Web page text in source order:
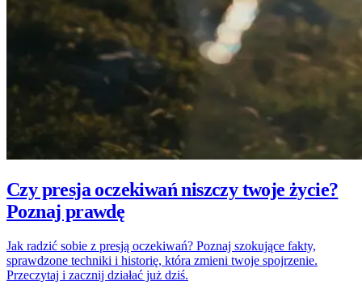
Czy presja oczekiwań niszczy twoje życie?
Poznaj prawdę
Jak radzić sobie z presją oczekiwań? Poznaj szokujące fakty,
sprawdzone techniki i historię, która zmieni twoje spojrzenie.
Przeczytaj i zacznij działać już dziś.